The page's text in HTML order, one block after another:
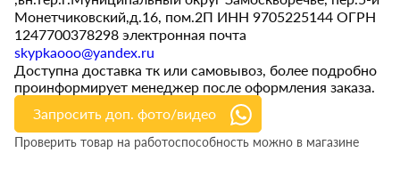
Монетчиковский,д.16, пом.2П ИНН 9705225144 ОГРН
1247700378298 электронная почта
skypkaooo@yandex.ru
Доступна доставка тк или самовывоз, более подробно
проинформирует менеджер после оформления заказа.
Запросить доп. фото/видео
Проверить товар на работоспособность можно в магазине